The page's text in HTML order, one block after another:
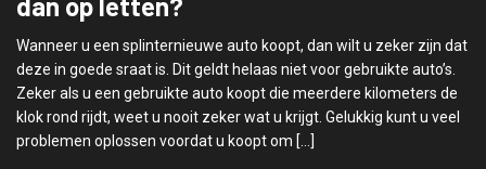
Wanneer u een splinternieuwe auto koopt, dan wilt u zeker zijn dat
deze in goede sraat is. Dit geldt helaas niet voor gebruikte auto’s.
Zeker als u een gebruikte auto koopt die meerdere kilometers de
klok rond rijdt, weet u nooit zeker wat u krijgt. Gelukkig kunt u veel
problemen oplossen voordat u koopt om […]